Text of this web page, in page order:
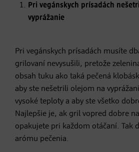
Pri vegánskych prísadách
vyprážanie
Pri vegánskych prísadách musíte
grilovaní nevysušili, pretože
obsah tuku ako taká pečená
aby ste nešetrili olejom na
vysoké teploty a aby ste všetko
Najlepšie je, ak gril vopred dobre
opakujete pri každom otáčaní. Tak
arómu pečenia.